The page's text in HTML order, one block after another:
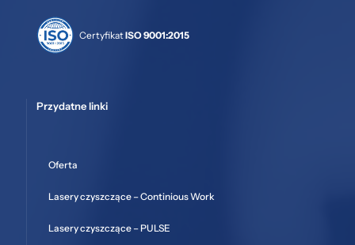
CertyfikatISO 9001:2015
Przydatne linki
Oferta
Lasery czyszczące – Continious Work
Lasery czyszczące – PULSE